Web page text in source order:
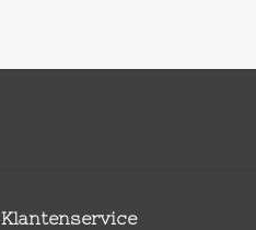
Klantenservice